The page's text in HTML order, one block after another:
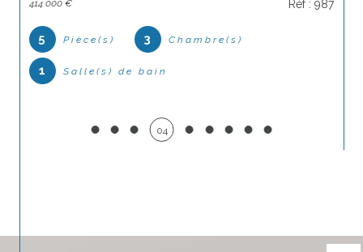
location.
414 000 € Réf : 987
Pièce(s) Chambre(s)
Salle(s) de bain
05